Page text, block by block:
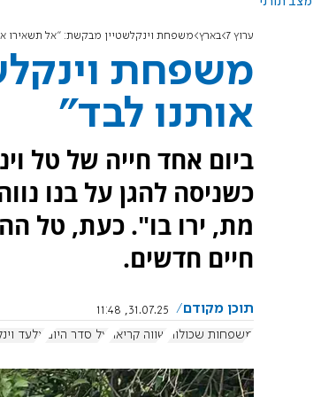
ערוץ 7 בארץ משפחת וינקלשטיין מבקשת: "אל תשאירו
משפחת
אותנו לבד"
ביום אחד חייה של טל
מת, ירו בו". כעת, טל
חיים חדשים.
תוכן מקודם
31.07.25, 11:48
משפחות שכולות
שווה קריאה על סדר היום אלעד